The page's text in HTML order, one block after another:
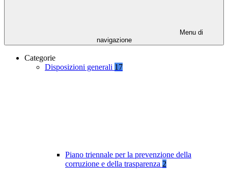
Menu di
navigazione
Categorie
Disposizioni generali 17
Piano triennale per la prevenzione della
corruzione e della trasparenza 2